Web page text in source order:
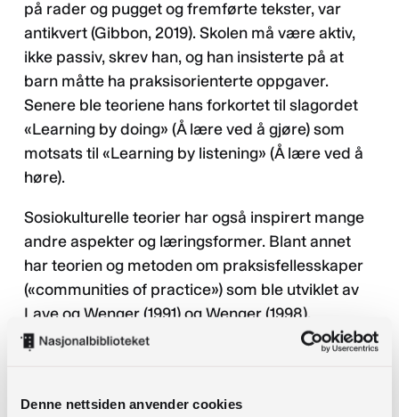
Denne nettsiden anvender cookies
på rader og pugget og fremførte tekster, var
antikvert (Gibbon, 2019). Skolen må være aktiv,
ikke passiv, skrev han, og han insisterte på at
barn måtte ha praksisorienterte oppgaver.
Senere ble teoriene hans forkortet til slagordet
«Learning by doing» (Å lære ved å gjøre) som
motsats til «Learning by listening» (Å lære ved å
høre).
Sosiokulturelle teorier har også inspirert mange
andre aspekter og læringsformer. Blant annet
har teorien og metoden om praksisfellesskaper
(«communities of practice») som ble utviklet av
Lave og Wenger (1991) og Wenger (1998).
Praksisfellesskaper består av folk som deler
forbedre sin kunnskap.